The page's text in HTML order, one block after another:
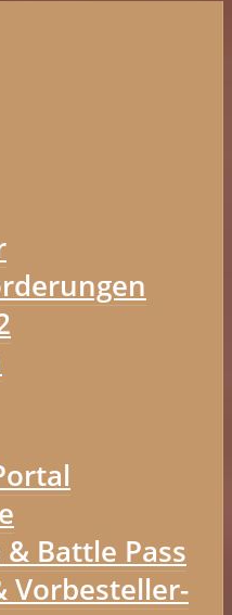
& Battle Pass
Vorbesteller-